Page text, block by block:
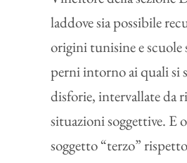
laddove sia possibile
origini tunisine e scuole
perni intorno ai quali si
disforie, intervallate da
situazioni soggettive. E
soggetto “terzo”